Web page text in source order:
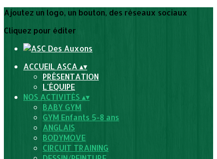
Ajoutez un logo, un bouton, des réseaux sociaux
Cliquez pour éditer
ACCUEIL ASCA ▴▾
PRÉSENTATION
L'ÉQUIPE
NOS ACTIVITÉS ▴▾
BABY GYM
GYM Enfants 5-8 ans
ANGLAIS
BODYMOVE
CIRCUIT TRAINING